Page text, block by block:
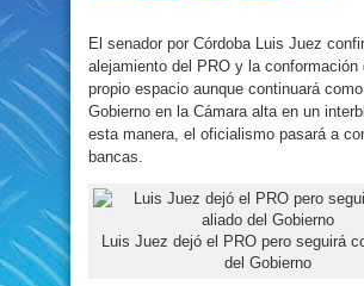
El senador por Córdoba Luis Juez
alejamiento del PRO y la conformación
propio espacio aunque continuará
Gobierno en la Cámara alta en un
esta manera, el oficialismo pasará a
bancas.
Luis Juez dejó el PRO pero seguirá
del Gobierno